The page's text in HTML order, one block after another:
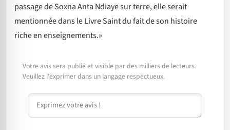
passage de Soxna Anta Ndiaye sur terre, elle serait
mentionnée dans le Livre Saint du fait de son histoire
riche en enseignements.»
Votre avis sera publié et visible par des milliers de lecteurs.
Veuillez l'exprimer dans un langage respectueux.
Commentaire